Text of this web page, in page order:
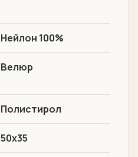
Нейлон 100%
Велюр
Полистирол
50х35